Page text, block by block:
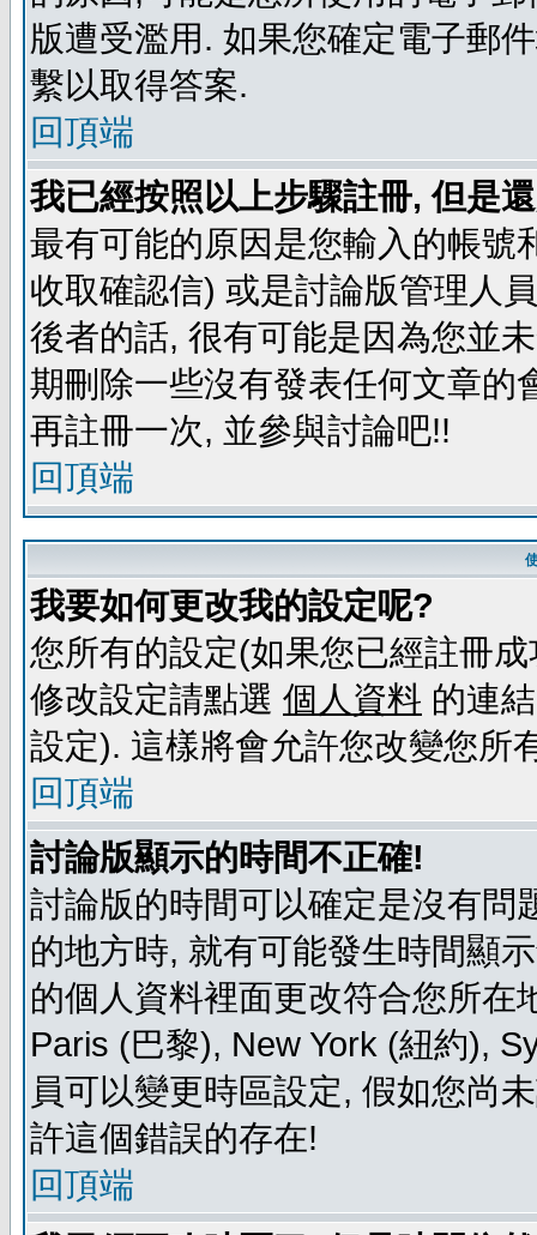
版遭受濫用. 如果您確定電子郵
繫以取得答案.
回頂端
我已經按照以上步驟註冊, 但是
最有可能的原因是您輸入的帳號
收取確認信) 或是討論版管理人
後者的話, 很有可能是因為您並
期刪除一些沒有發表任何文章的
再註冊一次, 並參與討論吧!!
回頂端
我要如何更改我的設定呢?
您所有的設定(如果您已經註冊
修改設定請點選 個人資料 的連
設定). 這樣將會允許您改變您所
回頂端
討論版顯示的時間不正確!
討論版的時間可以確定是沒有問
的地方時, 就有可能發生時間顯
的個人資料裡面更改符合您所在
Paris (巴黎), New York (紐約),
員可以變更時區設定, 假如您尚
許這個錯誤的存在!
回頂端